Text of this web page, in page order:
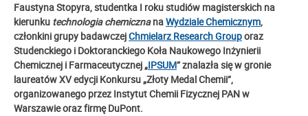
Faustyna Stopyra, studentka I roku studiów magisterskich na
kierunku technologia chemicznanaWydziale Chemicznym,
członkini grupy badawczejChmielarz Research Grouporaz
Studenckiego i Doktoranckiego Koła Naukowego Inżynierii
Chemicznej i Farmaceutycznej „IPSUM” znalazła się w gronie
laureatów XV edycji Konkursu „Złoty Medal Chemii”,
organizowanego przez Instytut Chemii Fizycznej PAN w
Warszawie oraz firmę DuPont.